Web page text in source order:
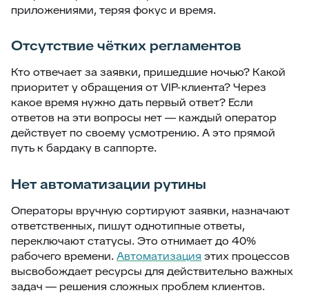
приложениями, теряя фокус и время.
Отсутствие чётких регламентов
Кто отвечает за заявки, пришедшие ночью? Какой
приоритет у обращения от VIP-клиента? Через
какое время нужно дать первый ответ? Если
ответов на эти вопросы нет — каждый оператор
действует по своему усмотрению. А это прямой
путь к бардаку в саппорте.
Нет автоматизации рутины
Операторы вручную сортируют заявки, назначают
ответственных, пишут однотипные ответы,
переключают статусы. Это отнимает до 40%
рабочего времени.Автоматизация этих процессов
высвобождает ресурсы для действительно важных
задач — решения сложных проблем клиентов.